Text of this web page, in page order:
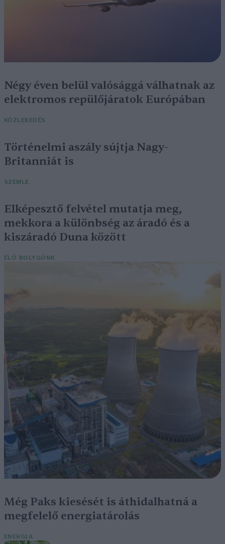
Négy éven belül valósággá válhatnak az
elektromos repülőjáratok Európában
KÖZLEKEDÉS
Történelmi aszály sújtja Nagy-
Britanniát is
SZEMLE
Elképesztő felvétel mutatja meg,
mekkora a különbség az áradó és a
kiszáradó Duna között
ÉLŐ BOLYGÓNK
Még Paks kiesését is áthidalhatná a
megfelelő energiatárolás
ENERGIA